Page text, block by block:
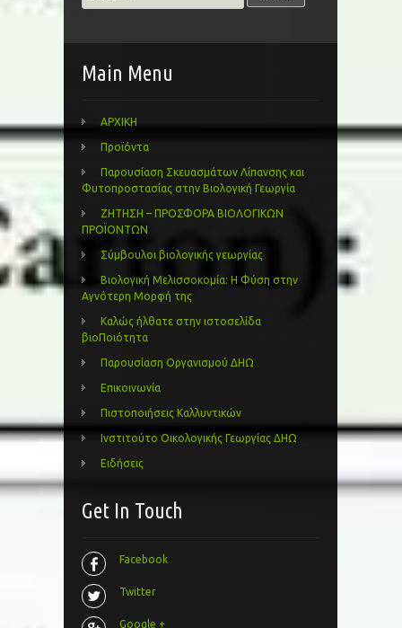
for:
Main Menu
ΑΡΧΙΚΗ
Προϊόντα
Παρουσίαση Σκευασμάτων Λίπανσης και
Φυτοπροστασίας στην Βιολογική Γεωργία
ΖΗΤΗΣΗ – ΠΡΟΣΦΟΡΑ ΒΙΟΛΟΓΙΚΩΝ
ΠΡΟΪΟΝΤΩΝ
Σύμβουλοι βιολογικής γεωργίας
Βιολογική Μελισσοκομία: Η Φύση στην
Αγνότερη Μορφή της
Καλώς ήλθατε στην ιστοσελίδα
βιοΠοιότητα
Παρουσίαση Οργανισμού ΔΗΩ
Επικοινωνία
Πιστοποιήσεις Καλλυντικών
Ινστιτούτο Οικολογικής Γεωργίας ΔΗΩ
Ειδήσεις
Get In Touch
Facebook
Twitter
Google +